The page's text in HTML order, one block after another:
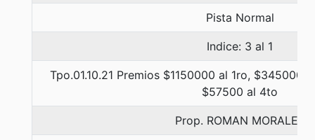
Pista Normal
Indice: 3 al 1
Tpo.01.10.21 Premios $1150000 al 1ro, $345000
$57500 al 4to
Prop. ROMAN MORALES